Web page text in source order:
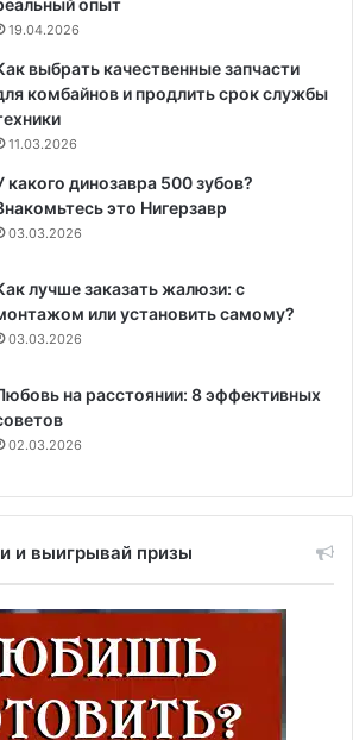
опыт
19.04.2026
выбрать качественные запчасти
комбайнов и продлить срок службы
11.03.2026
какого динозавра 500 зубов?
это Нигерзавр
03.03.2026
лучше заказать жалюзи: с
или установить самому?
03.03.2026
на расстоянии: 8 эффективных
02.03.2026
и выигрывай призы